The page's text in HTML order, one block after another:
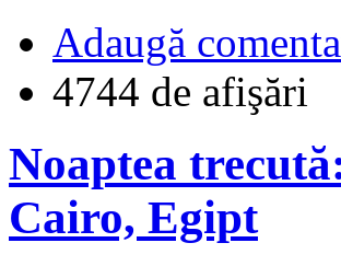
Adaugă
4744 de afişări
Noaptea
Cairo, Egipt